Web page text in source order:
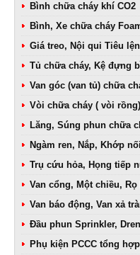
Bình chữa cháy khí CO2
Bình, Xe chữa cháy
Giá treo, Nội qui Tiêu
Tủ chữa cháy, Kệ đựng
Van góc (van tủ) chữa
Vòi chữa cháy ( vòi rồng)
Lăng, Súng phun chữa
Ngàm ren, Nắp, Khớp nối
Trụ cứu hỏa, Họng tiếp
Van cổng, Một chiều, Rọ
Van báo động, Van xả
Đầu phun Sprinkler,
Phụ kiện PCCC tổng hợp